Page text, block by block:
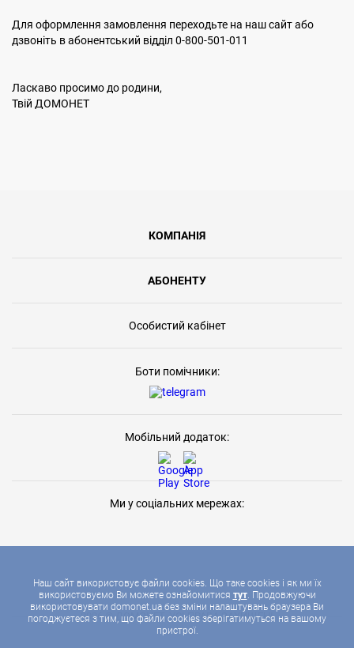
Наш сайт використовує файли cookies. Що таке cookies і як ми їх
використовуємо Ви можете ознайомитися тут. Продовжуючи
використовувати domonet.ua без зміни налаштувань браузера Ви
погоджуєтеся з тим, що файли cookies зберігатимуться на вашому
пристрої.
Для оформлення замовлення переходьте на наш сайт або
дзвоніть в абонентський відділ 0-800-501-011
Ласкаво просимо до родини,
Твій ДОМОНЕТ
КОМПАНІЯ
АБОНЕНТУ
Особистий кабінет
Боти помічники:
Мобільний додаток:
Ми у соціальних мережах:
2026 © ДОМОНЕТ, УСІ ПРАВА ЗАХИЩЕНІ